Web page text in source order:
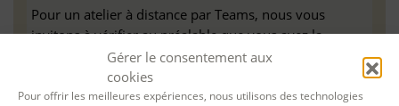
Gérer le consentement aux
cookies
Pour offrir les meilleures expériences, nous utilisons des technologies
Pour un atelier à distance par Teams, nous vous
invitons à vérifier au préalable que vous avez la
configuration minimale requise pour pouvoir travailler
dans les meilleures conditions : Configuration
matérielle requise pourMicrosoft Teams | Microsoft